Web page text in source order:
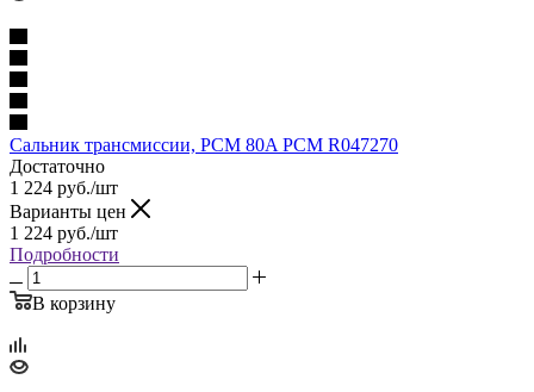
Сальник трансмиссии, PCM 80A PCM R047270
Достаточно
1 224 руб./шт
Варианты цен
1 224 руб./шт
Подробности
В корзину